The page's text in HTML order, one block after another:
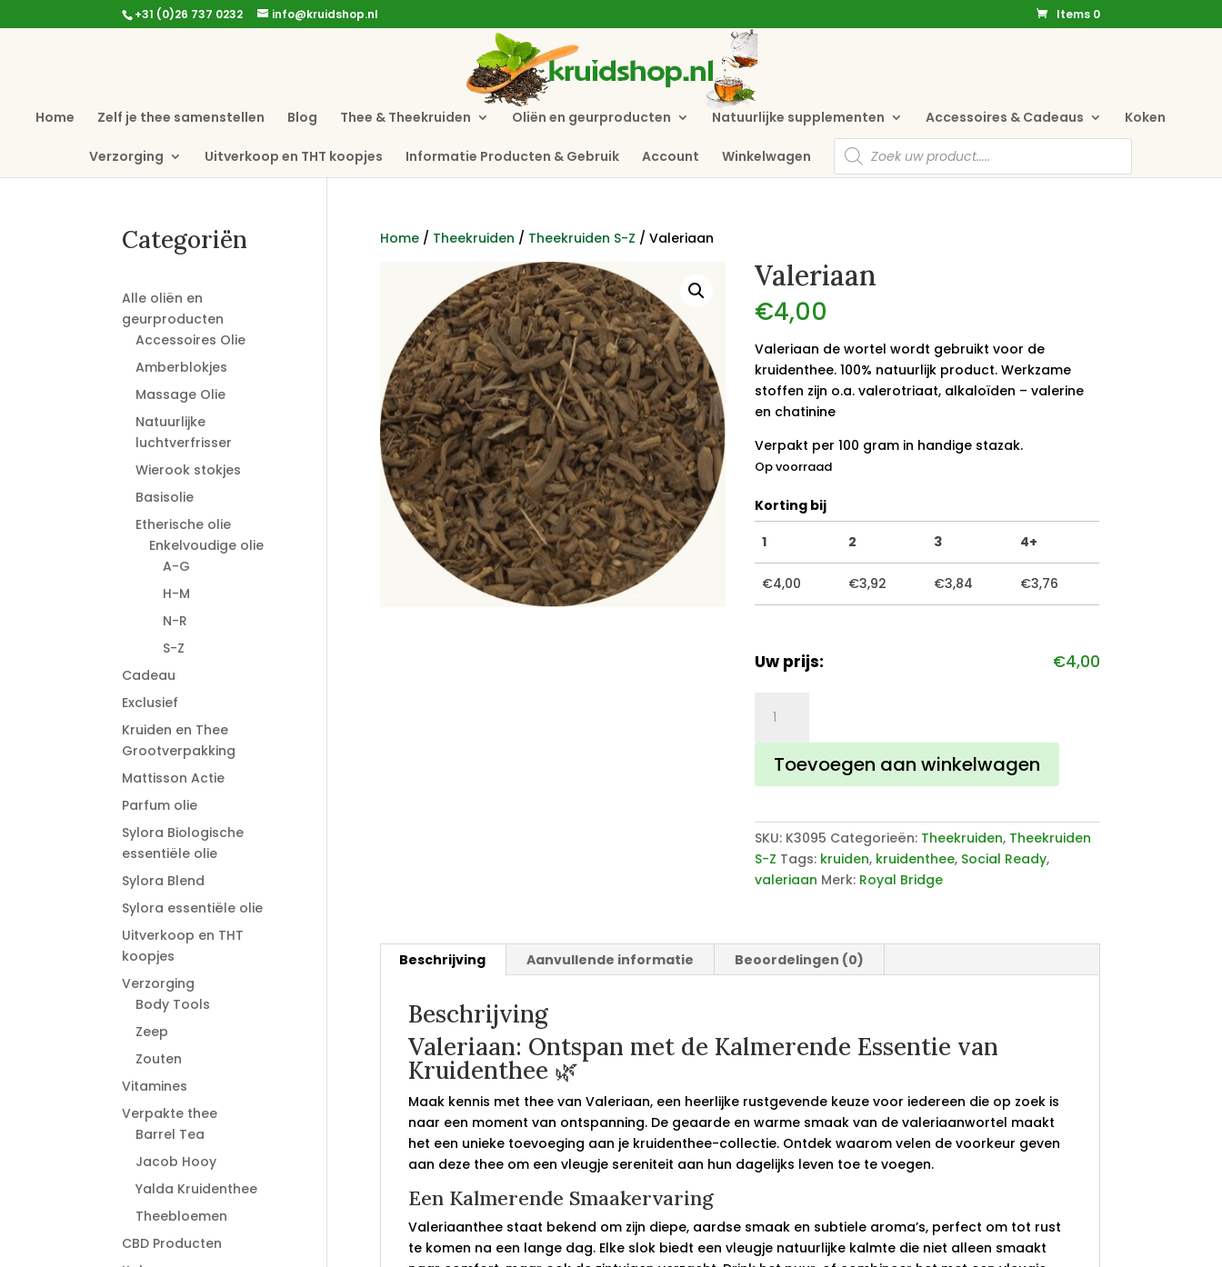
+31 (0)26 737 0232 info@kruidshop.nl Items 0
Home Zelf je thee samenstellen Blog Thee & Theekruiden Oliën en geurproducten Natuurlijke supplementen Accessoires & Cadeaus Koken
Verzorging Uitverkoop en THT koopjes Informatie Producten & Gebruik Account Winkelwagen
Producten
zoeken
Home/ Theekruiden / Theekruiden S-Z / Valeriaan
Valeriaan
€4,00
Valeriaan de wortel wordt gebruikt voor de
kruidenthee. 100% natuurlijk product. Werkzame
stoffen zijn o.a. valerotriaat, alkaloïden – valerine
en chatinine
Verpakt per 100 gram in handige stazak.
Op voorraad
Korting bij
1
2 3 4+
€4,00 €3,92 €3,84 €3,76
Uw prijs: €4,00
aantal
Toevoegen aan winkelwagen
SKU: K3095 Categorieën: Theekruiden, Theekruiden
S-Z Tags: kruiden, kruidenthee, Social Ready,
valeriaan Merk: Royal Bridge
Beschrijving Aanvullende informatie Beoordelingen (0)
Beschrijving
Valeriaan: Ontspan met de Kalmerende Essentie van
Kruidenthee 🌿
Maak kennis met thee van Valeriaan, een heerlijke rustgevende keuze voor iedereen die op zoek is
naar een moment van ontspanning. De geaarde en warme smaak van de valeriaanwortel maakt
het een unieke toevoeging aan je kruidenthee-collectie. Ontdek waarom velen de voorkeur geven
aan deze thee om een vleugje sereniteit aan hun dagelijks leven toe te voegen.
Een Kalmerende Smaakervaring
Valeriaanthee staat bekend om zijn diepe, aardse smaak en subtiele aroma’s, perfect om tot rust
te komen na een lange dag. Elke slok biedt een vleugje natuurlijke kalmte die niet alleen smaakt
Categoriën
Alle oliën en
geurproducten
Accessoires Olie
Amberblokjes
Massage Olie
Natuurlijke
luchtverfrisser
Wierook stokjes
Basisolie
Etherische olie
Enkelvoudige olie
A-G
H-M
N-R
S-Z
Cadeau
Exclusief
Kruiden en Thee
Grootverpakking
Mattisson Actie
Parfum olie
Sylora Biologische
essentiële olie
Sylora Blend
Sylora essentiële olie
Uitverkoop en THT
koopjes
Verzorging
Body Tools
Zeep
Zouten
Vitamines
Verpakte thee
Barrel Tea
Jacob Hooy
Yalda Kruidenthee
Theebloemen
CBD Producten